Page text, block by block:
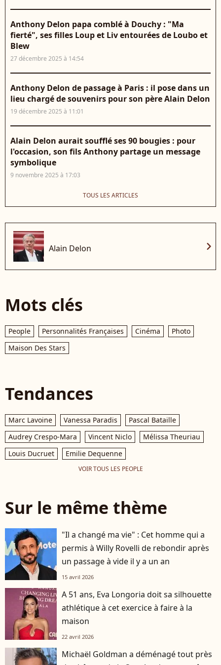
Anthony Delon papa comblé à Douchy : "Ma
fierté", ses filles Loup et Liv entourées de Loubo et
Blew
27 décembre 2025 à 14:54
Anthony Delon de passage à Paris : il pose dans un
lieu chargé de souvenirs pour son père Alain Delon
19 décembre 2025 à 11:01
Alain Delon aurait soufflé ses 90 bougies : pour
l'occasion, son fils Anthony partage un message
symbolique
9 novembre 2025 à 17:03
TOUS LES ARTICLES
Alain Delon chevron_right
Mots clés
People Personnalités Françaises Cinéma
Photo
Maison Des Stars
Tendances
Marc Lavoine Vanessa Paradis
Pascal Bataille
Audrey Crespo-Mara
Vincent Niclo
Mélissa Theuriau
Louis Ducruet
Emilie Dequenne
VOIR TOUS LES PEOPLE
Sur le même thème
"Il a changé ma vie" : Cet homme qui a
permis à Willy Rovelli de rebondir après
un passage à vide il y a un an
15 avril 2026
A 51 ans, Eva Longoria doit sa silhouette
athlétique à cet exercice à faire à la
maison
22 avril 2026
Michaël Goldman a déménagé tout près